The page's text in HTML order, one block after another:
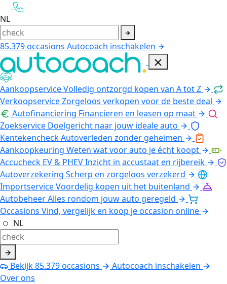
NL
85.379occasions Autocoach inschakelen
AankoopserviceVolledig ontzorgd kopen van A tot Z
VerkoopserviceZorgeloos verkopen voor de beste deal
Autofinanciering Financieren en leasen op maat
Zoekservice Doelgericht naar jouw ideale auto
KentekencheckAutoverleden zonder geheimen
Aankoopkeuring Weten wat voor auto je écht koopt
Accucheck EV & PHEVInzicht in accustaat en rijbereik
Autoverzekering Scherp en zorgeloos verzekerd
ImportserviceVoordelig kopen uit het buitenland
AutobeheerAlles rondom jouw auto geregeld
Occasions Vind, vergelijk en koop je occasion online
NL
Bekijk85.379occasions
Autocoach inschakelen
Over ons